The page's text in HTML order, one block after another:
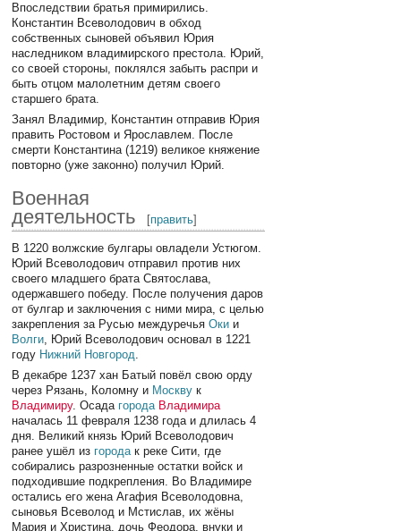
Впоследствии братья примирились.
Константин Всеволодович в обход
собственных сыновей объявил Юрия
наследником владимирского престола. Юрий,
со своей стороны, поклялся забыть распри и
быть отцом малолетним детям своего
старшего брата.
Занял Владимир, Константин отправив Юрия
править Ростовом и Ярославлем. После
смерти Константина (1219) великое княжение
повторно (уже законно) получил Юрий.
Военная
деятельность
[править]
В 1220 волжские булгары овладели Устюгом.
Юрий Всеволодович отправил против них
своего младшего брата Святослава,
одержавшего победу. После получения даров
от булгар и заключения с ними мира, с целью
закрепления за Русью междуречьяОки и
Волги , Юрий Всеволодович основал в 1221
году Нижний Новгород
В декабре 1237 хан Батый повёл свою орду
через Рязань, Коломну и Москву к
Владимиру. Осада города Владимира
началась 11 февраля 1238 года и длилась 4
дня. Великий князь Юрий Всеволодович
ранее ушёл из городак реке Сити, где
собирались разрозненные остатки войск и
подходившие подкрепления. Во Владимире
остались его жена Агафия Всеволодовна,
сыновья Всеволод и Мстислав, их жёны
Мария и Христина, дочь Феодора, внуки и